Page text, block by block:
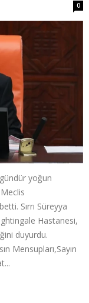
0
gündür yoğun
Sırrı Süreyya
Hastanesi,
duyurdu.
Mensupları,Sayın